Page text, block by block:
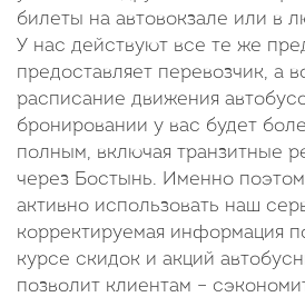
билеты на автовокзале или в
У нас действуют все те же
предоставляет перевозчик, а
расписание движения
бронировании у вас будет
полным, включая транзитные
через Бостынь. Именно
активно использовать наш
корректируемая информация
курсе скидок и акций
позволит клиентам –